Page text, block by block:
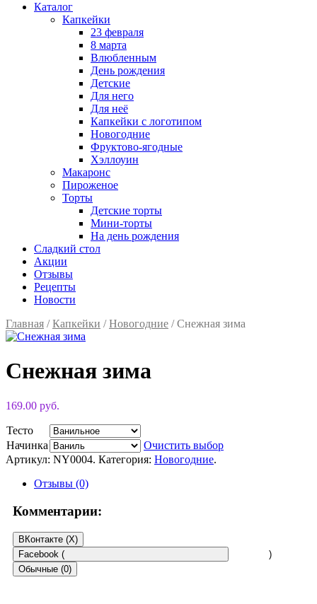
Каталог
Капкейки
23 февраля
8 марта
Влюбленным
День рождения
Детские
Для него
Для неё
Капкейки с логотипом
Новогодние
Фруктово-ягодные
Хэллоуин
Макаронс
Пироженое
Торты
Детские торты
Мини-торты
На день рождения
Сладкий стол
Акции
Отзывы
Рецепты
Новости
Главная /Капкейки /Новогодние / Снежная зима
Снежная зима
169.00 руб.
Тесто
Начинка
Очистить выбор
Артикул: NY0004. Категория: Новогодние.
Отзывы (0)
Комментарии:
ВКонтакте (X)
Facebook (
)
Обычные (0)